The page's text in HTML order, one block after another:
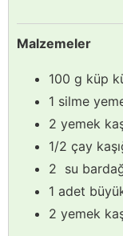
Malzemeler
100 g küp
1 silme
2 yemek
1/2 çay
2 su
1 adet
2 yemek